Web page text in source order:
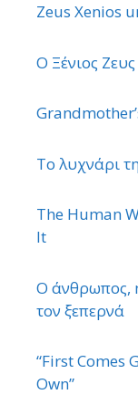
Zeus Xenios
Ο Ξένιος
Το λυχνάρι
The Human
It
Ο άνθρωπος,
τον ξεπερνά
“First Comes
Own”